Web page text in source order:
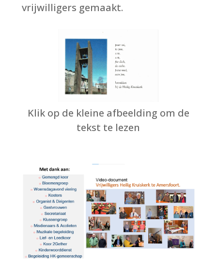
vrijwilligers gemaakt.
Klik op de kleine afbeelding om de
tekst te lezen